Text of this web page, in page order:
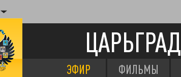
ЦАРЬГРАД
ЭФИР ФИЛЬМЫ